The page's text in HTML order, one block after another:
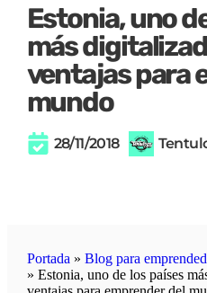
Estonia, uno
más
ventajas para
mundo
28/11/2018
Portada » Blog para
» Estonia, uno de los países